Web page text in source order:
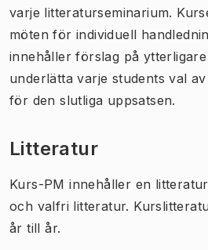
varje litteraturseminarium.
möten för individuell
innehåller förslag på
underlätta varje students val
för den slutliga uppsatsen.
Litteratur
Kurs-PM innehåller en
och valfri litteratur.
år till år.